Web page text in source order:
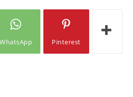
WhatsApp Pinterest